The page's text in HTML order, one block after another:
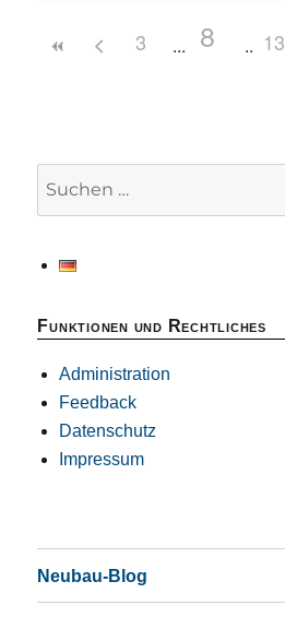
3 8 13
Funktionen und Rechtliches
Administration
Feedback
Datenschutz
Impressum
Neubau-Blog